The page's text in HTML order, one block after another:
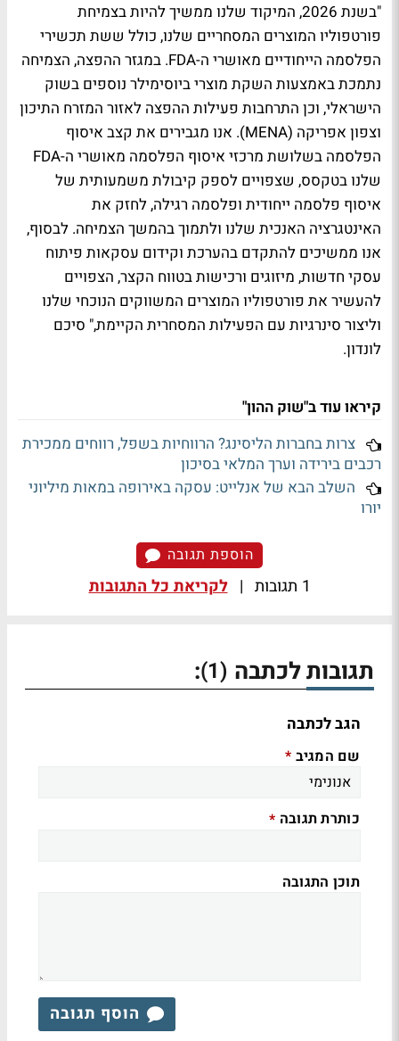
"בשנת 2026, המיקוד שלנו ממשיך להיות בצמיחת
פורטפוליו המוצרים המסחריים שלנו, כולל ששת תכשירי
הפלסמה הייחודיים מאושרי ה-FDA. במגזר ההפצה, הצמיחה
נתמכת באמצעות השקת מוצרי ביוסימילר נוספים בשוק
הישראלי, וכן התרחבות פעילות ההפצה לאזור המזרח התיכון
וצפון אפריקה (MENA). אנו מגבירים את קצב איסוף
הפלסמה בשלושת מרכזי איסוף הפלסמה מאושרי ה-FDA
שלנו בטקסס, שצפויים לספק קיבולת משמעותית של
איסוף פלסמה ייחודית ופלסמה רגילה, לחזק את
האינטגרציה האנכית שלנו ולתמוך בהמשך הצמיחה. לבסוף,
אנו ממשיכים להתקדם בהערכת וקידום עסקאות פיתוח
עסקי חדשות, מיזוגים ורכישות בטווח הקצר, הצפויים
להעשיר את פורטפוליו המוצרים המשווקים הנוכחי שלנו
וליצור סינרגיות עם הפעילות המסחרית הקיימת," סיכם
לונדון.
קיראו עוד ב"שוק ההון"
צרות בחברות הליסינג? הרווחיות בשפל, רווחים ממכירת
רכבים בירידה וערך המלאי בסיכון
השלב הבא של אנלייט: עסקה באירופה במאות מיליוני
יורו
הוספת תגובה
1 תגובות | לקריאת כל התגובות
תגובות לכתבה (1)
:
הגב לכתבה
שם המגיב *
כותרת תגובה *
תוכן התגובה
הוסף תגובה